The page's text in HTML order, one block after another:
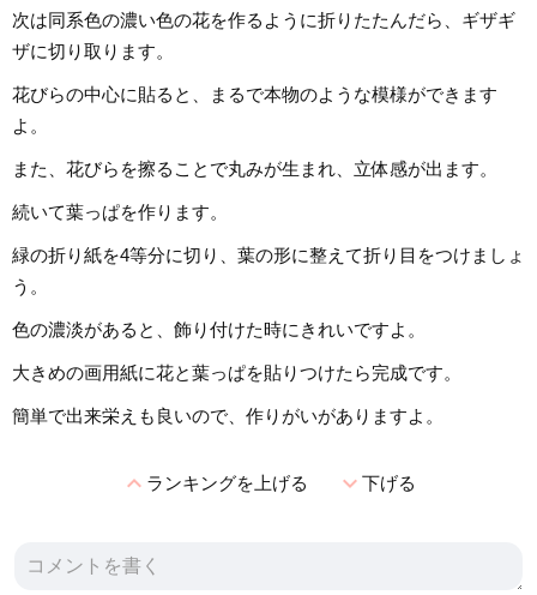
次は同系色の濃い色の花を作るように折りたたんだら、ギザギ
ザに切り取ります。
花びらの中心に貼ると、まるで本物のような模様ができます
よ。
また、花びらを擦ることで丸みが生まれ、立体感が出ます。
続いて葉っぱを作ります。
緑の折り紙を4等分に切り、葉の形に整えて折り目をつけましょ
う。
色の濃淡があると、飾り付けた時にきれいですよ。
大きめの画用紙に花と葉っぱを貼りつけたら完成です。
簡単で出来栄えも良いので、作りがいがありますよ。
expand_lessランキングを上げる expand_more下げる